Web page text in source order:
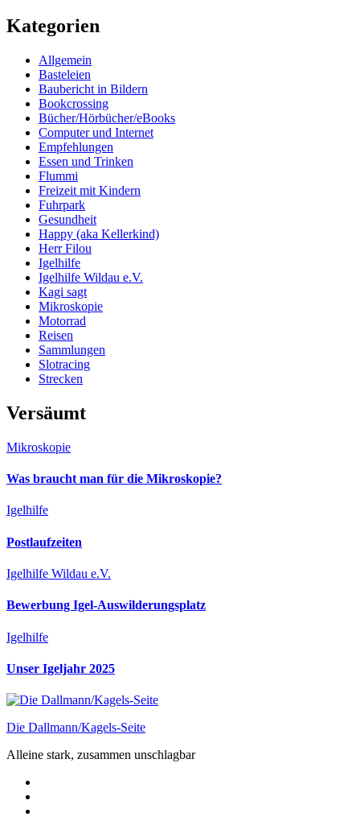
Kategorien
Allgemein
Basteleien
Baubericht in Bildern
Bookcrossing
Bücher/Hörbücher/eBooks
Computer und Internet
Empfehlungen
Essen und Trinken
Flummi
Freizeit mit Kindern
Fuhrpark
Gesundheit
Happy (aka Kellerkind)
Herr Filou
Igelhilfe
Igelhilfe Wildau e.V.
Kagi sagt
Mikroskopie
Motorrad
Reisen
Sammlungen
Slotracing
Strecken
Versäumt
Mikroskopie
Was braucht man für die Mikroskopie?
Igelhilfe
Postlaufzeiten
Igelhilfe Wildau e.V.
Bewerbung Igel-Auswilderungsplatz
Igelhilfe
Unser Igeljahr 2025
Die Dallmann/Kagels-Seite
Alleine stark, zusammen unschlagbar